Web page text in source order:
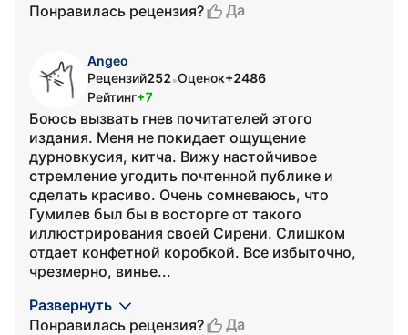
Понравилась рецензия?
Да
Angeo
Рецензий252•Оценок+2486
Рейтинг+7
Боюсь вызвать гнев почитателей этого
издания. Меня не покидает ощущение
дурновкусия, китча. Вижу настойчивое
стремление угодить почтенной публике и
сделать красиво. Очень сомневаюсь, что
Гумилев был бы в восторге от такого
иллюстрирования своей Сирени. Слишком
отдает конфетной коробкой. Все избыточно,
чрезмерно, винье...
Развернуть
Понравилась рецензия?
Да